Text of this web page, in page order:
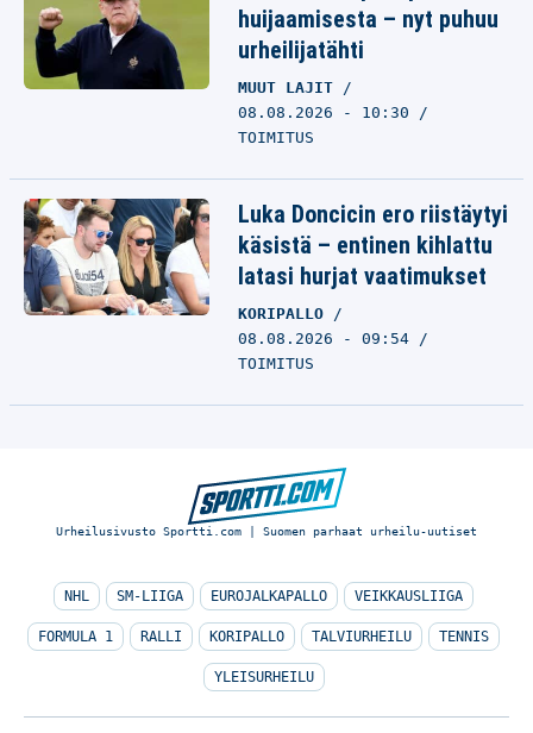
huijaamisesta – nyt puhuu
urheilijatähti
MUUT LAJIT
08.08.2026 - 10:30
TOIMITUS
Luka Doncicin ero riistäytyi
käsistä – entinen kihlattu
latasi hurjat vaatimukset
KORIPALLO
08.08.2026 - 09:54
TOIMITUS
Urheilusivusto Sportti.com | Suomen parhaat urheilu-uutiset
NHL SM-LIIGA EUROJALKAPALLO VEIKKAUSLIIGA
FORMULA 1 RALLI KORIPALLO TALVIURHEILU TENNIS
YLEISURHEILU